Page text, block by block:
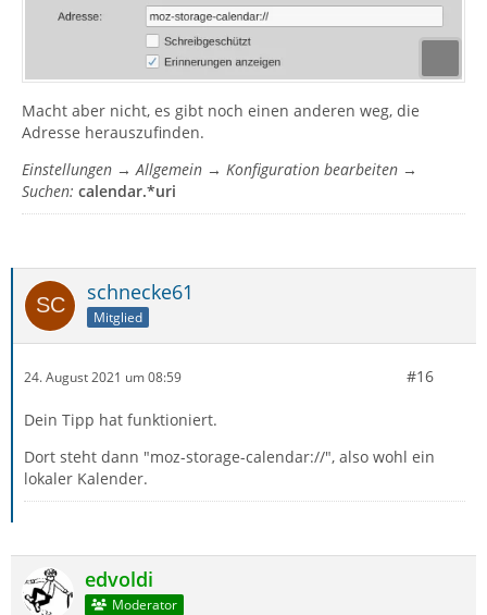
Macht aber nicht, es gibt noch einen anderen weg, die
Adresse herauszufinden.
Einstellungen → Allgemein → Konfiguration bearbeiten →
Suchen: calendar.*uri
schnecke61
Mitglied
24. August 2021 um 08:59 #16
Dein Tipp hat funktioniert.
Dort steht dann "moz-storage-calendar://", also wohl ein
lokaler Kalender.
edvoldi
Moderator